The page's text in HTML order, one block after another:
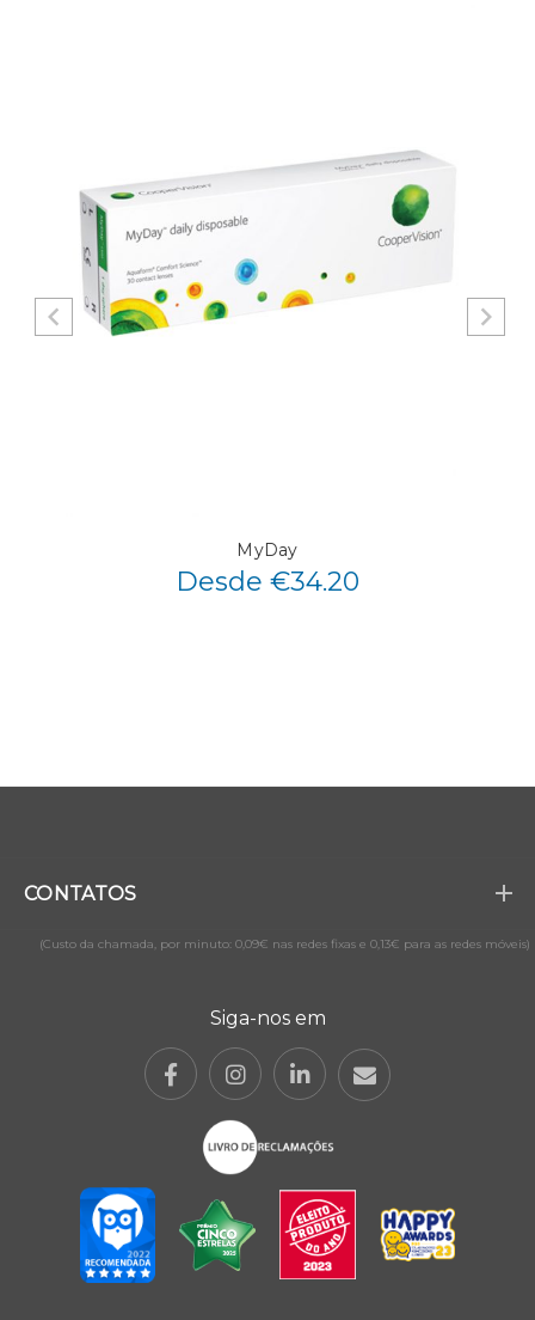
MyDay
Desde €34.20
CONTATOS
(Custo da chamada, por minuto: 0,09€ nas redes fixas e 0,13€ para as redes móveis)
Siga-nos em